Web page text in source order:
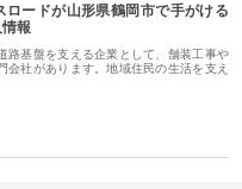
ロードが山形県鶴岡市で手がける
報
路基盤を支える企業として、舗装工事や
会社があります。地域住民の生活を支え